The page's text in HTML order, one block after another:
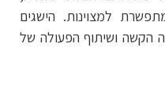
למצוינות. הישגים
הקשה ושיתוף הפעולה של